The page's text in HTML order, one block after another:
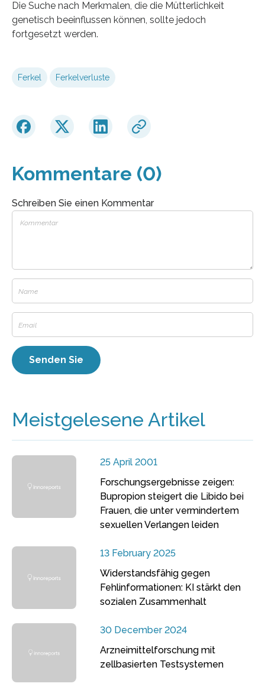
Die Suche nach Merkmalen, die die Mütterlichkeit
genetisch beeinflussen können, sollte jedoch
fortgesetzt werden.
Ferkel Ferkelverluste
Kommentare (0)
Schreiben Sie einen Kommentar
Meistgelesene Artikel
25 April 2001
Forschungsergebnisse zeigen:
Bupropion steigert die Libido bei
Frauen, die unter vermindertem
sexuellen Verlangen leiden
13 February 2025
Widerstandsfähig gegen
Fehlinformationen: KI stärkt den
sozialen Zusammenhalt
30 December 2024
Arzneimittelforschung mit
zellbasierten Testsystemen